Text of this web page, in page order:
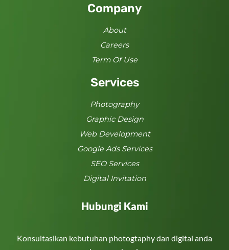
Company
About
Careers
Term Of Use
Services
Photography
Graphic Design
Web Development
Google Ads Services
SEO Services
Digital Invitation
Hubungi Kami
Konsultasikan kebutuhan photogtaphy dan digital anda